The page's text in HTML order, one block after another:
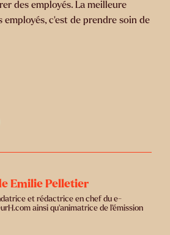
des employés. La meilleure
employés, c’est de prendre soin de
Emilie Pelletier
et rédactrice en chef du e-
ainsi qu'animatrice de l'émission